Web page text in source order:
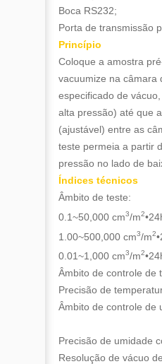
Boca RS232;
Porta de transmissão
Princípio
Coloque a amostra
vacuumize na câmara
especificado de
alta pressão) até que
(ajustável) entre as
teste permeia a partir
pressão no lado de
Índices técnicos
Âmbito de teste:
0.1~50,000 cm3/m2
1.00~500,000 cm3/m2
0.01~1,000 cm3/m2
Âmbito de controle de
Precisão de
Âmbito de controle de
(gerador de
Precisão de umidade
Resolução de vácuo